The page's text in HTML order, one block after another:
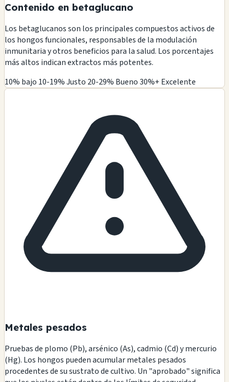
Contenido en betaglucano
Los betaglucanos son los principales compuestos activos de
los hongos funcionales, responsables de la modulación
inmunitaria y otros beneficios para la salud. Los porcentajes
más altos indican extractos más potentes.
10% bajo 10-19% Justo 20-29% Bueno30%+ Excelente
Metales pesados
Pruebas de plomo (Pb), arsénico (As), cadmio (Cd) y mercurio
(Hg). Los hongos pueden acumular metales pesados
procedentes de su sustrato de cultivo. Un "aprobado" significa